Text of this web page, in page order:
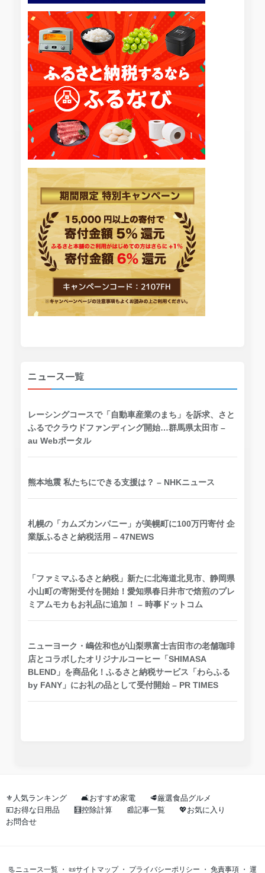
ニュース一覧
レーシングコースで「自動車産業のまち」を訴求、さと
ふるでクラウドファンディング開始…群馬県太田市 –
au Webポータル
熊本地震 私たちにできる支援は？ – NHKニュース
札幌の「カムズカンパニー」が美幌町に100万円寄付 企
業版ふるさと納税活用 – 47NEWS
「ファミマふるさと納税」新たに北海道北見市、静岡県
小山町の寄附受付を開始！愛知県春日井市で焙煎のプレ
ミアムモカもお礼品に追加！ – 時事ドットコム
ニューヨーク・嶋佐和也が山梨県富士吉田市の老舗珈琲
店とコラボしたオリジナルコーヒー「SHIMASA
BLEND」を商品化！ふるさと納税サービス「わらふる
by FANY」にお礼の品として受付開始 – PR TIMES
⚜️人気ランキング 🛋️おすすめ家電
🥩厳選食品グルメ
💴お得な日用品
🧮控除計算 📰記事一覧
💖お気に入り
お問合せ
📃ニュース一覧 ・ 📜サイトマップ・ プライバシーポリシー ・ 免責事項 ・ 運